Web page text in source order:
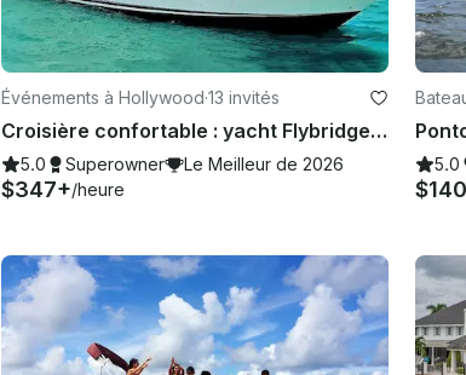
Événements à Hollywood·13 invités
Croisière confortable : yacht Flybridge de 65 pieds à louer à Fort Lauderdale
5.0 Superowner Le Meilleur de 2026
$347+/heure
5.0
$140